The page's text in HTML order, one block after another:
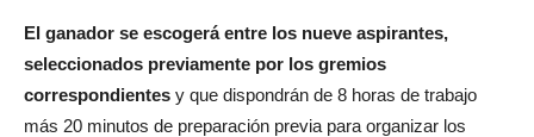
El ganador se escogerá entre los nueve aspirantes,
seleccionados previamente por los gremios
correspondientes y que dispondrán de 8 horas de trabajo
más 20 minutos de preparación previa para organizar los